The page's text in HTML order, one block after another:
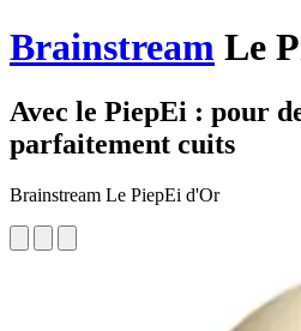
Brainstream Le
Avec le PiepEi : pour
parfaitement cuits
Brainstream Le PiepEi d'Or